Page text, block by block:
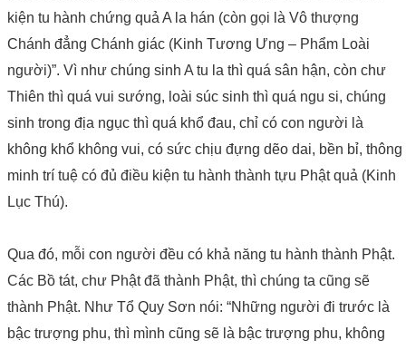
kiện tu hành chứng quả A la hán (còn gọi là Vô thượng
Chánh đẳng Chánh giác (Kinh Tương Ưng – Phẩm Loài
người)”. Vì như chúng sinh A tu la thì quá sân hận, còn chư
Thiên thì quá vui sướng, loài súc sinh thì quá ngu si, chúng
sinh trong địa ngục thì quá khổ đau, chỉ có con người là
không khổ không vui, có sức chịu đựng dẽo dai, bền bỉ, thông
minh trí tuệ có đủ điều kiện tu hành thành tựu Phật quả (Kinh
Lục Thú).
Qua đó, mỗi con người đều có khả năng tu hành thành Phật.
Các Bồ tát, chư Phật đã thành Phật, thì chúng ta cũng sẽ
thành Phật. Như Tổ Quy Sơn nói: “Những người đi trước là
bậc trượng phu, thì mình cũng sẽ là bậc trượng phu, không